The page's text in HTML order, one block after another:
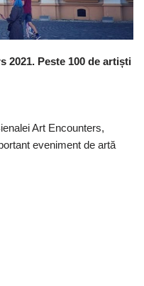
2021. Peste 100 de artiști
Art Encounters,
eveniment de artă